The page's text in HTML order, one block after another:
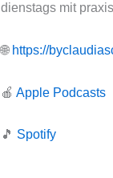
dienstags mit
🌐 https://
🍎 Apple Podcasts
🎵 Spotify